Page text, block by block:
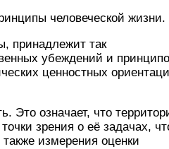
человеческой жизни.
принадлежит так
убеждений и
ценностных
Это означает, что
зрения о её задачах,
измерения оценки